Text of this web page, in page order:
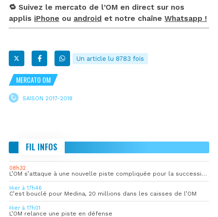
🔁 Suivez le mercato de l’OM en direct sur nos
applis iPhone ou android et notre chaîne Whatsapp !
Un article lu 8783 fois
MERCATO OM
SAISON 2017-2018
FIL INFOS
08h32
L’OM s’attaque à une nouvelle piste compliquée pour la succession de Rulli
Hier à 17h46
C’est bouclé pour Medina, 20 millions dans les caisses de l’OM
Hier à 17h01
L’OM relance une piste en défense